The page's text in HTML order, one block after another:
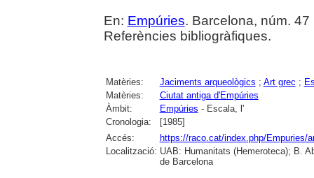
En: Empúries. Barcelona, núm.
Referències bibliogràfiques.
Matèries: Jaciments arqueològics ; Art grec ;
Matèries:
Ciutat antiga d'Empúries
Àmbit:
Empúries - Escala, l'
Cronologia:
[1985]
Accés:
https://raco.cat/index.php/Empuries/
Localització: UAB: Humanitats (Hemeroteca); B.
de Barcelona